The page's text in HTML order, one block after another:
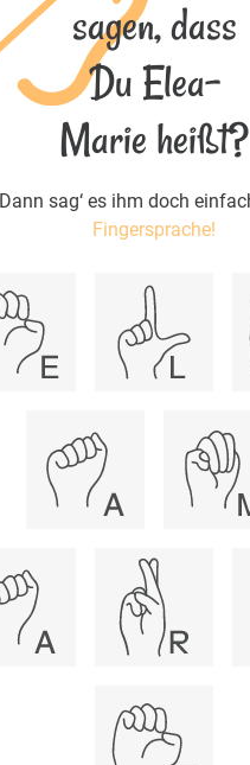
sagen, dass
Du Elea-
Marie heißt?
Dann sag‘ es ihm doch
Fingersprache!